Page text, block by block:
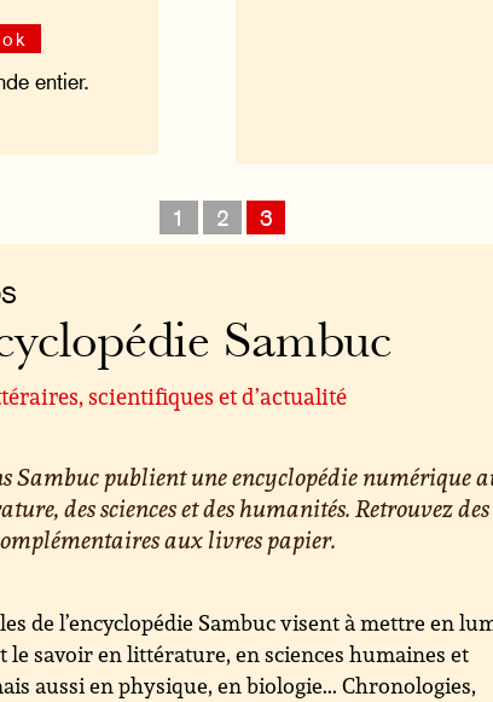
ok
entier.
1 2 3
Sambuc
scientifiques et d’actualité
Sambuc publient une encyclopédie numérique
des sciences et des humanités. Retrouvez des
aux livres papier.
de l’encyclopédie Sambuc visent à mettre en
le savoir en littérature, en sciences humaines et
aussi en physique, en biologie... Chronologies,